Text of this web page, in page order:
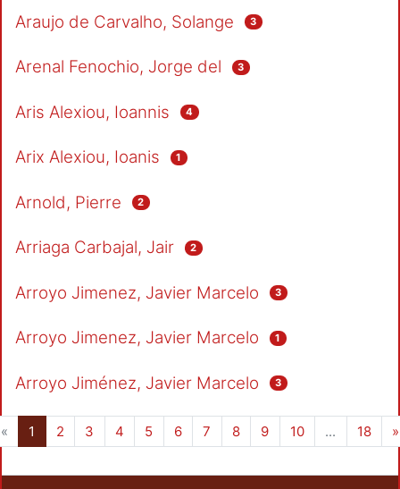
Araujo de Carvalho, Solange 3
Arenal Fenochio, Jorge del 3
Aris Alexiou, Ioannis 4
Arix Alexiou, Ioanis 1
Arnold, Pierre 2
Arriaga Carbajal, Jair 2
Arroyo Jimenez, Javier Marcelo 3
Arroyo Jimenez, Javier Marcelo 1
Arroyo Jiménez, Javier Marcelo 3
« 1 (current)
2 3 4 5 6 7 8 9 10 ... 18 »